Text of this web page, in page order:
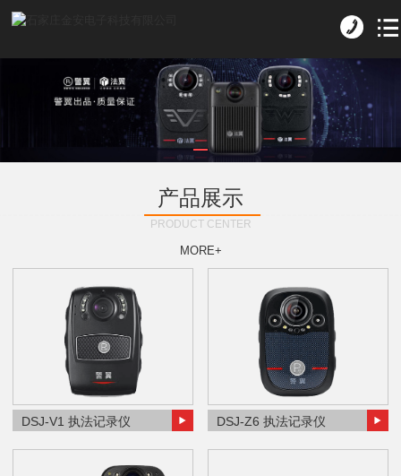
产品展示
PRODUCT CENTER
MORE+
DSJ-V1 执法记录仪 DSJ-Z6 执法记录仪